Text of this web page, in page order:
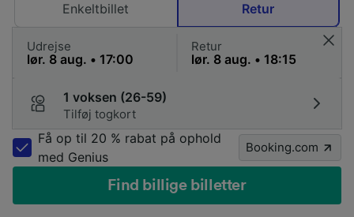
Enkeltbillet
Retur
Udrejse Retur
1 voksen (26-59)
Tilføj togkort
Få op til 20 % rabat på ophold
med Genius
Booking.com
Find billige billetter